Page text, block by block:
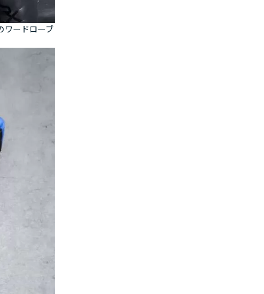
ワードローブ